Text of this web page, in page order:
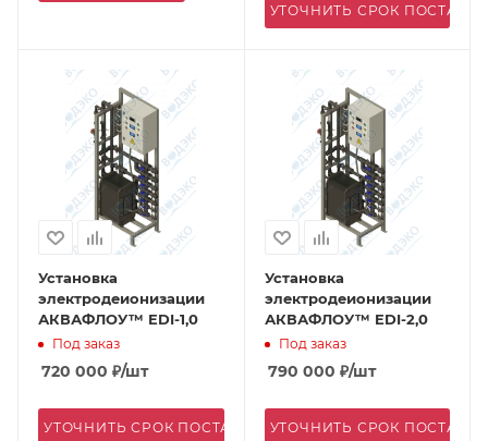
УТОЧНИТЬ СРОК
Установка
электродеионизации
АКВАФЛОУ™ EDI-1,0
Под заказ
720 000 ₽/шт
УТОЧНИТЬ СРОК ПОСТАВКИ
Установка
электродеионизации
АКВАФЛОУ™ EDI-2,0
Под заказ
790 000 ₽/шт
УТОЧНИТЬ СРОК